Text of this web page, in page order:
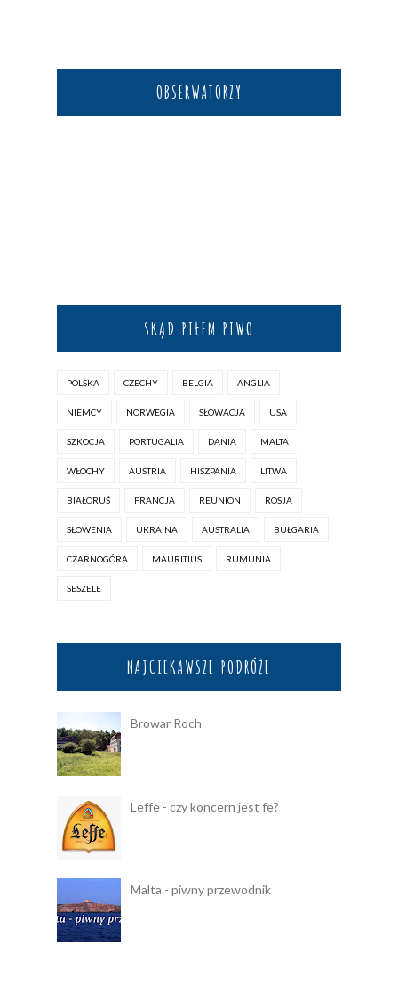
OBSERWATORZY
SKĄD PIŁEM PIWO
POLSKA CZECHY BELGIA ANGLIA
NIEMCY NORWEGIA SŁOWACJA USA
SZKOCJA PORTUGALIA DANIA MALTA
WŁOCHY AUSTRIA HISZPANIA LITWA
BIAŁORUŚ FRANCJA REUNION ROSJA
SŁOWENIA UKRAINA AUSTRALIA BUŁGARIA
CZARNOGÓRA MAURITIUS RUMUNIA
SESZELE
NAJCIEKAWSZE PODRÓŻE
Browar Roch
Leffe - czy koncern jest fe?
Malta - piwny przewodnik